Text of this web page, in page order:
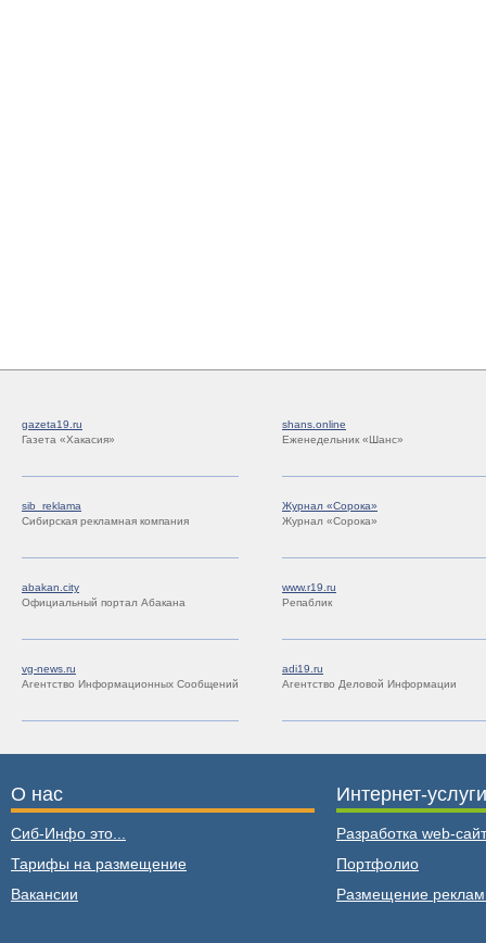
gazeta19.ru
Газета «Хакасия»
shans.online
Еженедельник «Шанс»
sib_reklama
Сибирская рекламная компания
Журнал «Сорока»
Журнал «Сорока»
abakan.city
Официальный портал Абакана
www.r19.ru
Репаблик
vg-news.ru
Агентство Информационных Сообщений
adi19.ru
Агентство Деловой Информации
О нас
Сиб-Инфо это...
Тарифы на размещение
Вакансии
Интернет-услуги
Разработка web-
Портфолио
Размещение